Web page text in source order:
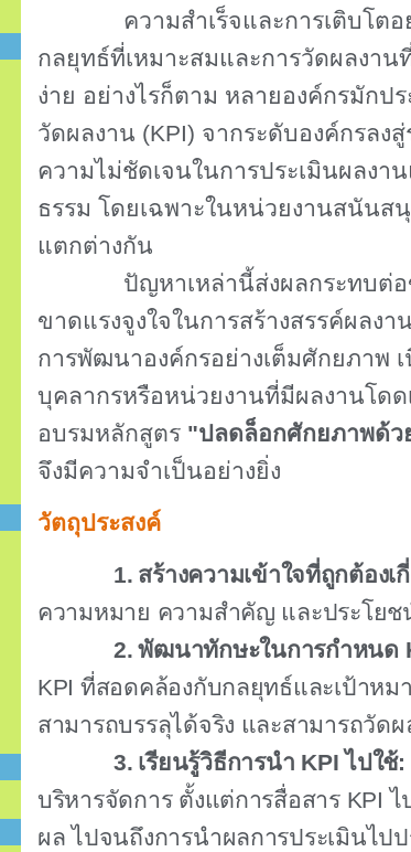
ความสำเร็จและการเติบโตอย่
กลยุทธ์ที่เหมาะสมและการวัดผลงาน
ง่าย อย่างไรก็ตาม หลายองค์กรมัก
วัดผลงาน (KPI) จากระดับองค์กรลง
ความไม่ชัดเจนในการประเมินผลงา
ธรรม โดยเฉพาะในหน่วยงานสนัน
แตกต่างกัน
ปัญหาเหล่านี้ส่งผลกระทบต่อขวั
ขาดแรงจูงใจในการสร้างสรรค์ผลง
การพัฒนาองค์กรอย่างเต็มศักยภาพ
บุคลากรหรือหน่วยงานที่มีผลงานโด
อบรมหลักสูตร "ปลดล็อกศักยภาพด้ว
จึงมีความจำเป็นอย่างยิ่ง
วัตถุประสงค์
1. สร้างความเข้าใจที่ถูกต้องเ
ความหมาย ความสำคัญ และประโยช
2. พัฒนาทักษะในการกำหนด
KPI ที่สอดคล้องกับกลยุทธ์และเป้าห
สามารถบรรลุได้จริง และสามารถวัด
3. เรียนรู้วิธีการนำ KPIไปใช้:
บริหารจัดการ ตั้งแต่การสื่อสาร KPIไ
ผล ไปจนถึงการนำผลการประเมินไป